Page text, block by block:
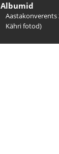
Albumid
Aastakonverents
Kähri fotod)